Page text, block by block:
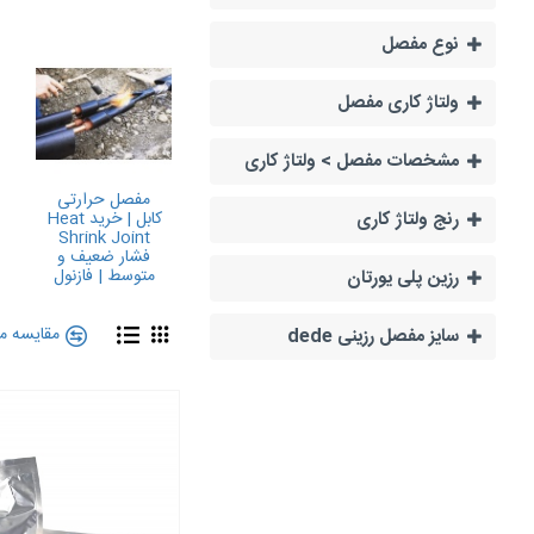
نوع مفصل
ولتاژ کاری مفصل
مشخصات مفصل > ولتاژ کاری
رنج ولتاژ کاری
رزین پلی یورتان
سایز مفصل رزینی dede
اتصال دو هادی
اتصال دو شیلد
اتصال غلاف های
آب بندی محل
آب بندی کامل
مقاوم سازی محل
در تصویر زیر
مفصل حرارتی
کابل | خرید Heat
Shrink Joint
فشار ضعیف و
متوسط | فازنول
مقایسه